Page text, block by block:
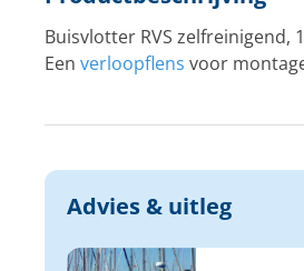
Buisvlotter RVS zelfreinigend,
Een verloopflens voor
Advies & uitleg